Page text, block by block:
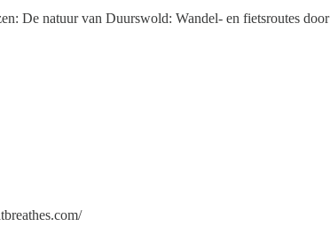
⁠⁠⁠⁠⁠⁠⁠⁠⁠⁠⁠⁠⁠⁠⁠⁠De natuur van Duurswold: Wandel- en fietsroutes door